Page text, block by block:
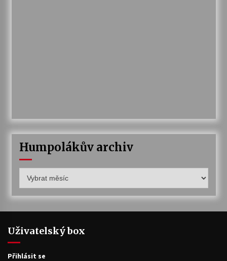
Humpolákův archiv
archiv
Uživatelský box
Přihlásit se